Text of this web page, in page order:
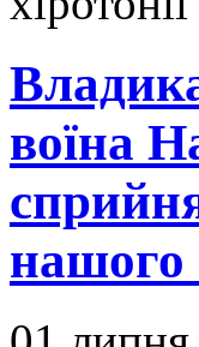
воїна
нашого